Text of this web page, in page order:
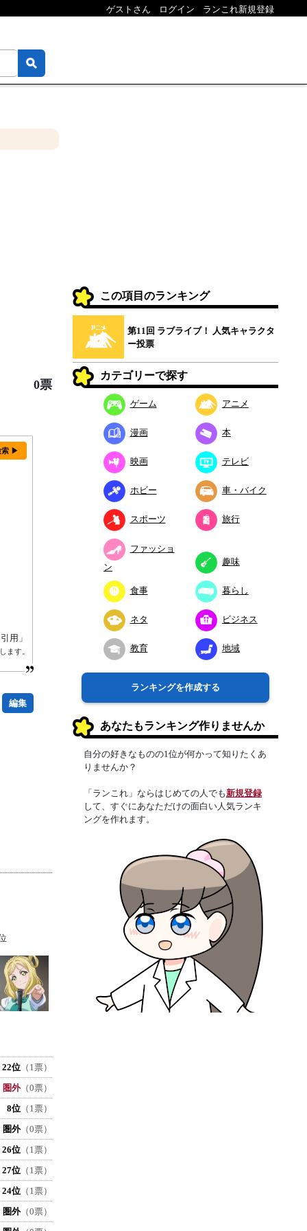
ゲストさん ログイン ランこれ新規登録
0票
索 ▶
用」
ます。
編集
22位 （1票）
圏外（0票）
8位 （1票）
圏外（0票）
26位 （1票）
27位 （1票）
24位 （1票）
圏外（0票）
この項目のランキング
第11回 ラブライブ！ 人気キャラクタ
ー投票
カテゴリーで探す
ゲーム アニメ
漫画 本
映画 テレビ
ホビー 車・バイク
スポーツ 旅行
ファッショ
ン
趣味
食事 暮らし
ネタ ビジネス
教育 地域
ランキングを作成する
あなたもランキング作りませんか
自分の好きなものの1位が何かって知りたくあ
りませんか？
「ランこれ」ならはじめての人でも新規登録
して、すぐにあなただけの面白い人気ランキ
ングを作れます。